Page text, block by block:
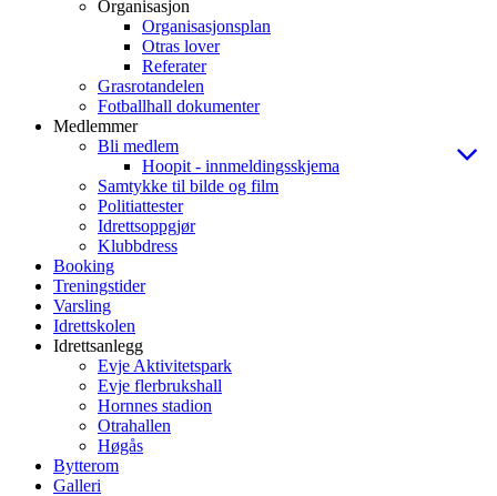
Organisasjon
Organisasjonsplan
Otras lover
Referater
Grasrotandelen
Fotballhall dokumenter
Medlemmer
Bli medlem
Hoopit - innmeldingsskjema
Samtykke til bilde og film
Politiattester
Idrettsoppgjør
Klubbdress
Booking
Treningstider
Varsling
Idrettskolen
Idrettsanlegg
Evje Aktivitetspark
Evje flerbrukshall
Hornnes stadion
Otrahallen
Høgås
Bytterom
Galleri